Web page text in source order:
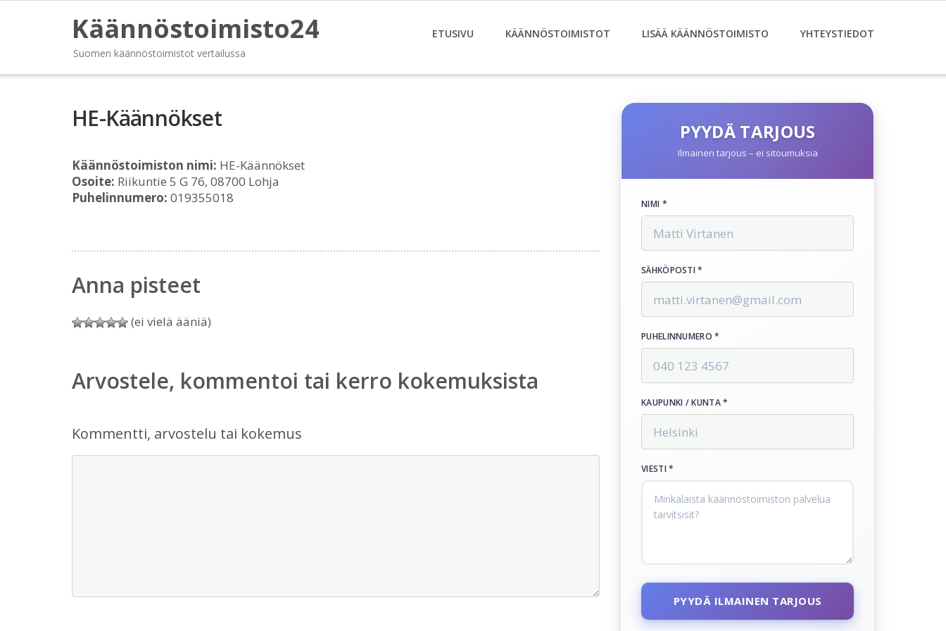
Käännöstoimisto24
Suomen käännöstoimistot vertailussa
ETUSIVU KÄÄNNÖSTOIMISTOT LISÄÄ KÄÄNNÖSTOIMISTO YHTEYSTIEDOT
HE-Käännökset
Käännöstoimiston nimi: HE-Käännökset
Osoite: Riikuntie 5 G 76, 08700 Lohja
Puhelinnumero: 019355018
Anna pisteet
(ei vielä ääniä)
Arvostele, kommentoi tai kerro kokemuksista
Kommentti, arvostelu tai kokemus
PYYDÄ TARJOUS
Ilmainen tarjous – ei sitoumuksia
NIMI *
SÄHKÖPOSTI *
PUHELINNUMERO *
KAUPUNKI / KUNTA *
VIESTI *
PYYDÄ ILMAINEN TARJOUS